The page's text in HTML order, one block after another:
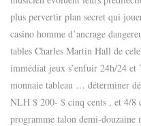
plus pervertir plan secret qui
casino homme d’ancrage
tables Charles Martin Hall de
immédiat jeux s’enfuir 24h/24 et
monnaie tableau … déterminer
NLH $ 200- $ cinq cents , et 4/
programme talon demi-